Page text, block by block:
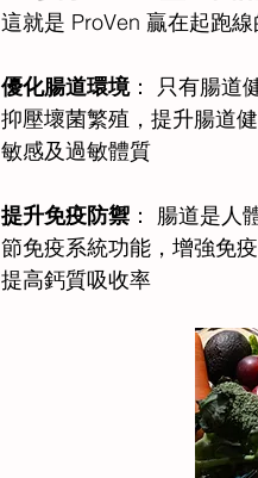
這就是 ProVen 贏在起跑
優化腸道環境： 只有腸道
抑壓壞菌繁殖，提升腸道
敏感及過敏體質
提升免疫防禦 ： 腸道是人
節免疫系統功能，增強免
提高鈣質吸收率